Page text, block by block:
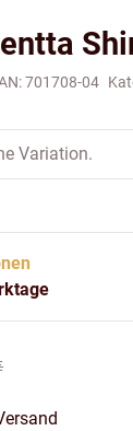
701708-04
Variation.